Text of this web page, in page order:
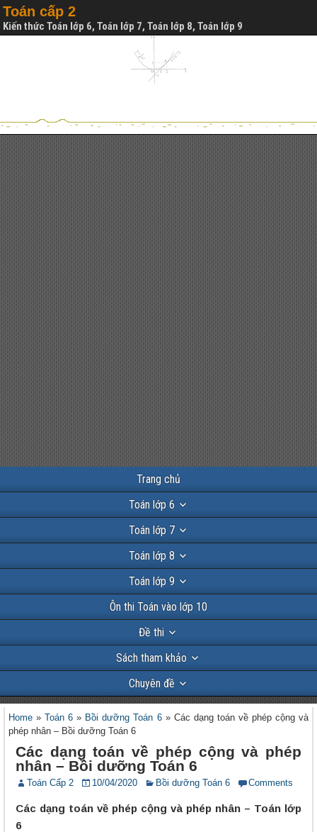
Toán cấp 2
Kiến thức Toán lớp 6, Toán lớp 7, Toán lớp 8, Toán lớp 9
Trang chủ
Toán lớp 6
Toán lớp 7
Toán lớp 8
Toán lớp 9
Ôn thi Toán vào lớp 10
Đề thi
Sách tham khảo
Chuyên đề
Home »Toán 6 » Bồi dưỡng Toán 6» Các dạng toán về phép cộng và
phép nhân – Bồi dưỡng Toán 6
Các dạng toán về phép cộng và phép
nhân – Bồi dưỡng Toán 6
Toán Cấp 2 10/04/2020 Bồi dưỡng Toán 6 Comments
Các dạng toán về phép cộng và phép nhân – Toán lớp
6